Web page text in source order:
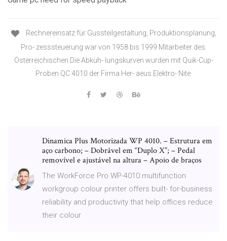
Rechnereinsatz für Gussteilgestaltung, Produktionsplanung,
Pro- zesssteuerung war von 1958 bis 1999 Mitarbeiter des.
Österreichischen Die Abküh- lungskurven wurden mit Quik-Cup-
Proben QC 4010 der Firma Her- aeus Elektro- Nite
Dinamica Plus Motorizada WP 4010. – Estrutura em
aço carbono; – Dobrável em “Duplo X”; – Pedal
removível e ajustável na altura – Apoio de braços
The WorkForce Pro WP-4010 multifunction
workgroup colour printer offers built- for-business
reliability and productivity that help offices reduce
their colour